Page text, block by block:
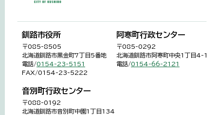
釧路市役所
〒085-8505
北海道釧路市黒金町7丁目5番地
電話/0154-23-5151
FAX/0154-23-5222
阿寒町行政センター
〒085-0292
北海道釧路市阿寒町中央1丁目4-1
電話/0154-66-2121
音別町行政センター
〒088-0192
北海道釧路市音別町中園1丁目134